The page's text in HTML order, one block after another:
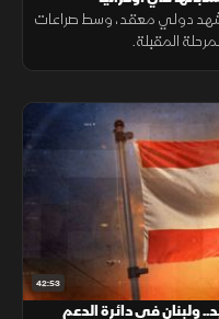
مشهد دولي معقد، وسط صراعات
المقبلة.
42:53
ولبنان في دائرة الدعم